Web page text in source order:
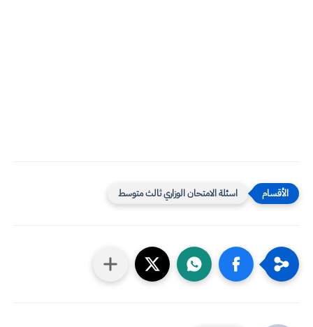
اسئلة الامتحان الوزاري ثالث متوسط